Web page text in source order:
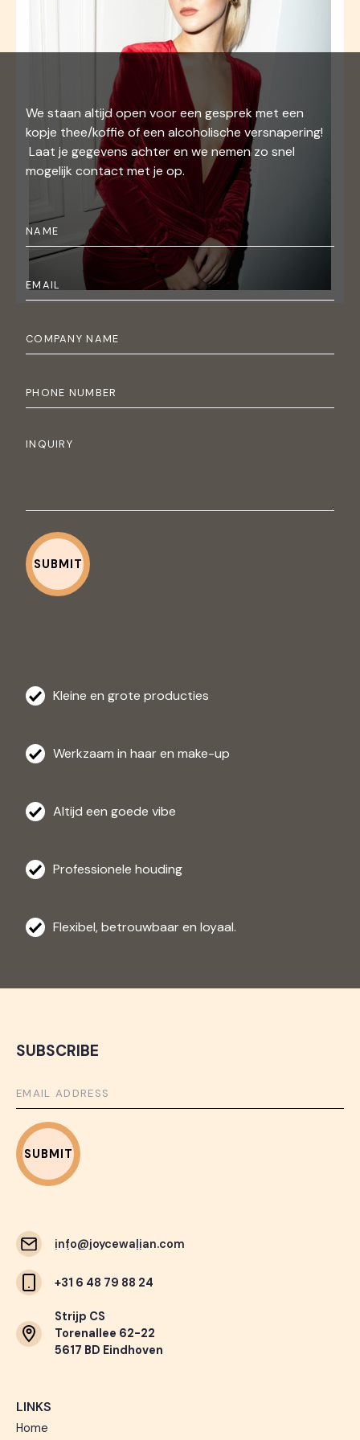
We staan altijd open voor een gesprek met een
kopje thee/koffie of een alcoholische versnapering!
Laat je gegevens achter en we nemen zo snel
mogelijk contact met je op.
Kleine en grote producties
Werkzaam in haar en make-up
Altijd een goede vibe
Professionele houding
Flexibel, betrouwbaar en loyaal.
SUBSCRIBE
info@joycewalian.com
info@joycewalian.com
+31 6 48 79 88 24
Strijp CS
Torenallee 62-22
5617 BD Eindhoven
LINKS
Home